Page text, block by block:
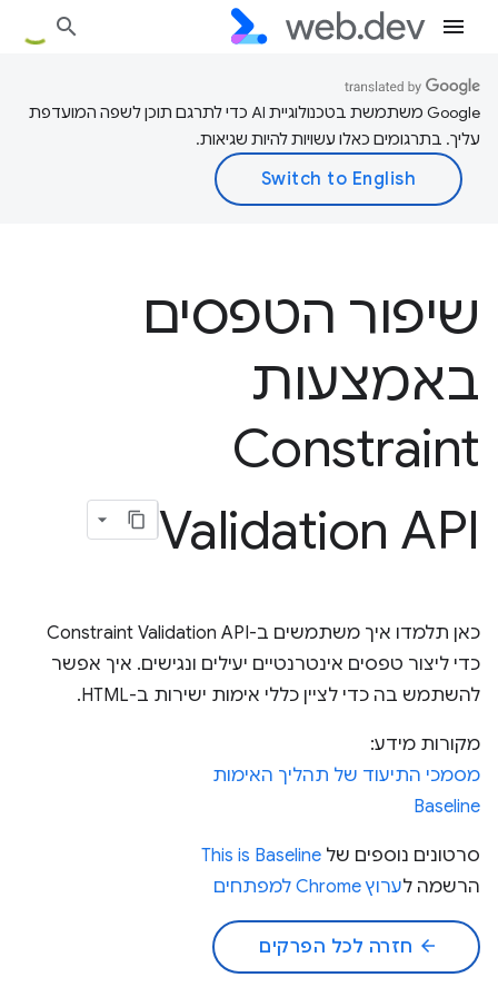
‫Google משתמשת בטכנולוגיית AI כדי לתרגם תוכן לשפה המועדפת
עליך. בתרגומים כאלו עשויות להיות שגיאות.
שיפור הטפסים
באמצעות
Constraint
Validation API
כאן תלמדו איך משתמשים ב-Constraint Validation API
כדי ליצור טפסים אינטרנטיים יעילים ונגישים. איך אפשר
להשתמש בה כדי לציין כללי אימות ישירות ב-HTML.
מקורות מידע:
מסמכי התיעוד של תהליך האימות
Baseline
סרטונים נוספים של This is Baseline
הרשמה לערוץ Chrome למפתחים
arrow_back חזרה לכל הפרקים